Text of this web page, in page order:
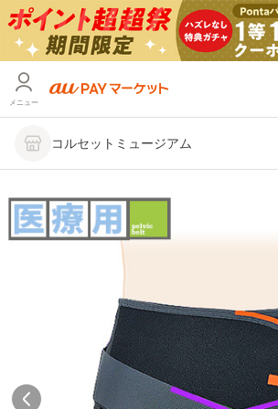
メニュー
コルセットミュージアム